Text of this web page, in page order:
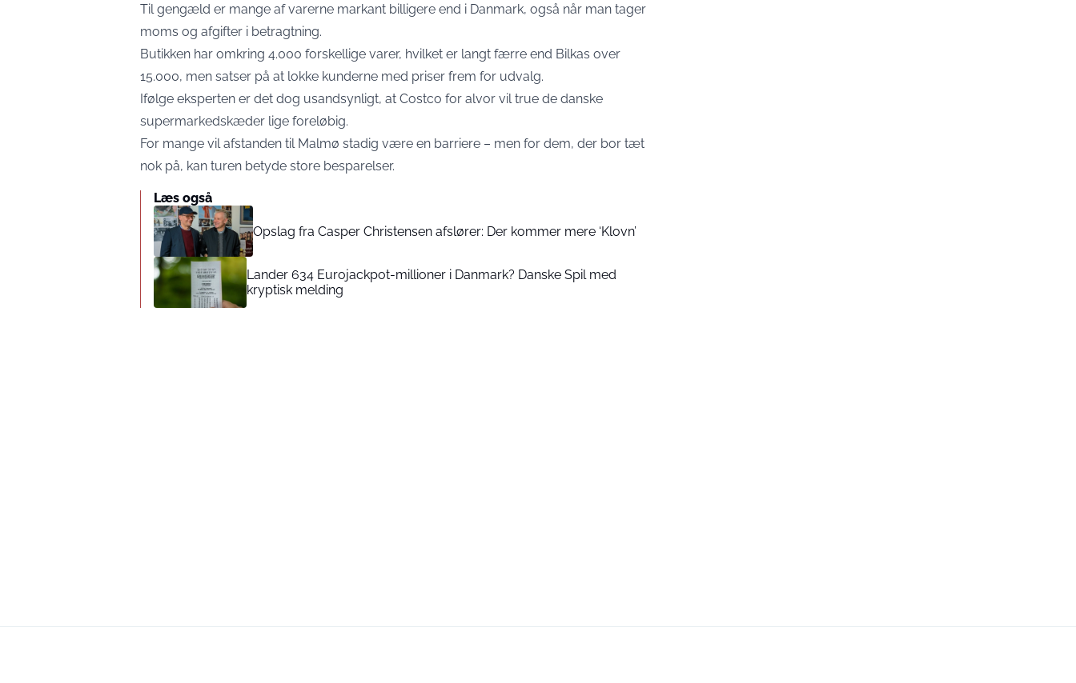
Til gengæld er mange af varerne markant billigere end i Danmark, også når man tager
moms og afgifter i betragtning.
Butikken har omkring 4.000 forskellige varer, hvilket er langt færre end Bilkas over
15.000, men satser på at lokke kunderne med priser frem for udvalg.
Ifølge eksperten er det dog usandsynligt, at Costco for alvor vil true de danske
supermarkedskæder lige foreløbig.
For mange vil afstanden til Malmø stadig være en barriere – men for dem, der bor tæt
nok på, kan turen betyde store besparelser.
Læs også
Opslag fra Casper Christensen afslører: Der kommer mere ‘Klovn’
Lander 634 Eurojackpot-millioner i Danmark? Danske Spil med
kryptisk melding